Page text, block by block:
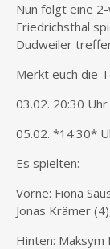
Nun folgt eine
Friedrichsthal
Dudweiler
Merkt euch die
03.02. 20:30
05.02. *14:30*
Es spielten:
Vorne: Fiona
Jonas Krämer
Hinten: Maksym